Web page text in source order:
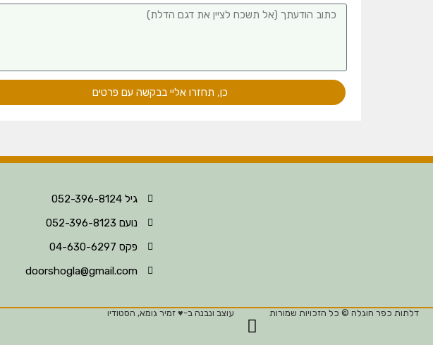
כן, תחזרו אליי בבקשה עם פרטים
גיל 052-396-8124
נועם 052-396-8123
פקס 04-630-6297
doorshogla@gmail.com
דלתות כפר חוגלה © כל הזכויות שמורות עוצב ונבנה ב-♥︎ זמיר גומא, הסטודיו